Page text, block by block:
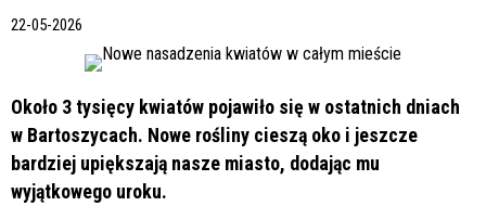
22-05-2026
Około 3 tysięcy kwiatów pojawiło się w ostatnich dniach
w Bartoszycach. Nowe rośliny cieszą oko i jeszcze
bardziej upiększają nasze miasto, dodając mu
wyjątkowego uroku.